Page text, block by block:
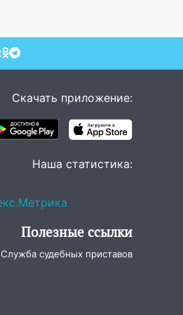
Скачать приложение:
Наша статистика:
Полезные ссылки
Служба судебных приставов